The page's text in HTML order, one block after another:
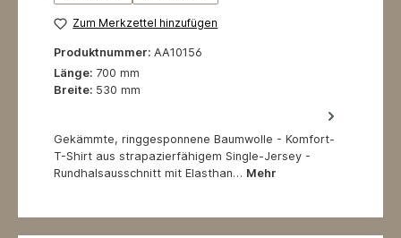
Zum Merkzettel hinzufügen
Produktnummer: AA10156
Länge: 700 mm
Breite: 530 mm
Gekämmte, ringgesponnene Baumwolle - Komfort-
T-Shirt aus strapazierfähigem Single-Jersey -
Rundhalsausschnitt mit Elasthan… Mehr